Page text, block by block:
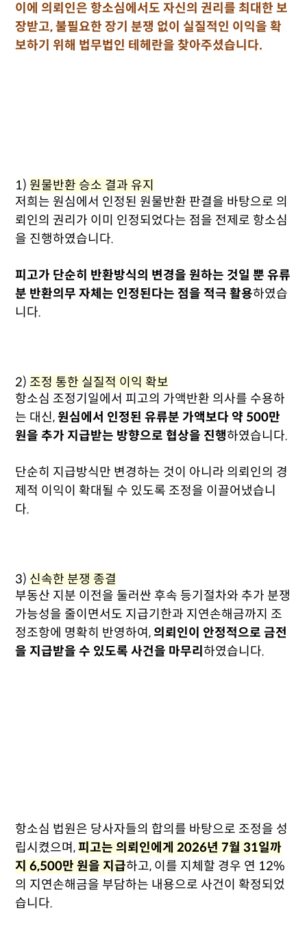
이에 의뢰인은 항소심에서도 자신의 권리를 최대한 보
장받고, 불필요한 장기 분쟁 없이 실질적인 이익을 확
보하기 위해 법무법인 테헤란을 찾아주셨습니다.
1) 원물반환 승소 결과 유지
저희는 원심에서 인정된 원물반환 판결을 바탕으로 의
뢰인의 권리가 이미 인정되었다는 점을 전제로 항소심
을 진행하였습니다.
피고가 단순히 반환방식의 변경을 원하는 것일 뿐 유류
분 반환의무 자체는 인정된다는 점을 적극 활용하였습
니다.
2) 조정 통한 실질적 이익 확보
항소심 조정기일에서 피고의 가액반환 의사를 수용하
는 대신,원심에서 인정된 유류분 가액보다 약 500만
원을 추가 지급받는 방향으로 협상을 진행하였습니다.
단순히 지급방식만 변경하는 것이 아니라 의뢰인의 경
제적 이익이 확대될 수 있도록 조정을 이끌어냈습니
다.
3) 신속한 분쟁 종결
부동산 지분 이전을 둘러싼 후속 등기절차와 추가 분쟁
가능성을 줄이면서도 지급기한과 지연손해금까지 조
정조항에 명확히 반영하여, 의뢰인이 안정적으로 금전
을 지급받을 수 있도록 사건을 마무리하였습니다.
항소심 법원은 당사자들의 합의를 바탕으로 조정을 성
립시켰으며,피고는 의뢰인에게 2026년 7월 31일까
지 6,500만 원을 지급하고, 이를 지체할 경우 연 12%
의 지연손해금을 부담하는 내용으로 사건이 확정되었
습니다.